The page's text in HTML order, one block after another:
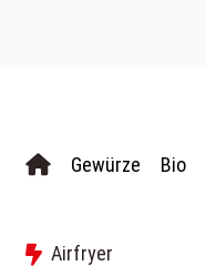
Gewürze Bio
Airfryer